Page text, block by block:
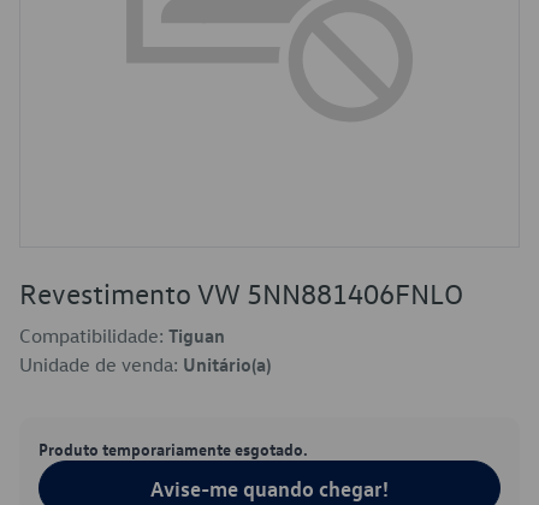
Revestimento VW 5NN881406FNLO
Compatibilidade: Tiguan
Unidade de venda: Unitário(a)
Produto temporariamente esgotado.
Avise-me quando chegar!